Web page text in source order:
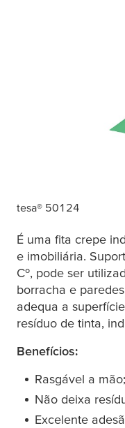
tesa® 50124
É uma fita crepe
e imobiliária.
Cº, pode ser
borracha e
adequa a
resíduo de tinta,
Benefícios:
Rasgável a mão;
Não deixa
Excelente